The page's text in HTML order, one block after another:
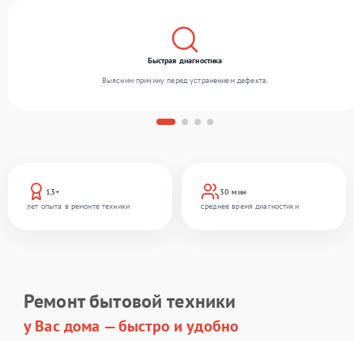
13+
лет опыта в ремонте техники
30 мин
среднее время диагностики
Быстрая диагностика
Выясним причину перед устранением дефекта.
Ремонт бытовой техники
у Вас дома — быстро и удобно